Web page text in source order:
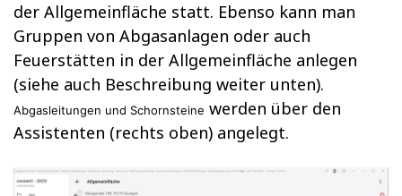
der Allgemeinfläche statt. Ebenso kann man
Gruppen von Abgasanlagen oder auch
Feuerstätten in der Allgemeinfläche anlegen
(siehe auch Beschreibung weiter unten).
Abgasleitungen und Schornsteine werden über den
Assistenten (rechts oben) angelegt.